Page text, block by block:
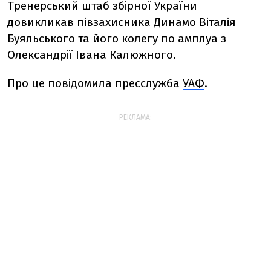
Тренерський штаб збірної України
довикликав півзахисника Динамо Віталія
Буяльського та його колегу по амплуа з
Олександрії Івана Калюжного.
Про це повідомила пресслужба УАФ.
РЕКЛАМА: